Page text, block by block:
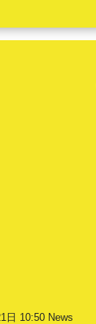
日 10:50 News